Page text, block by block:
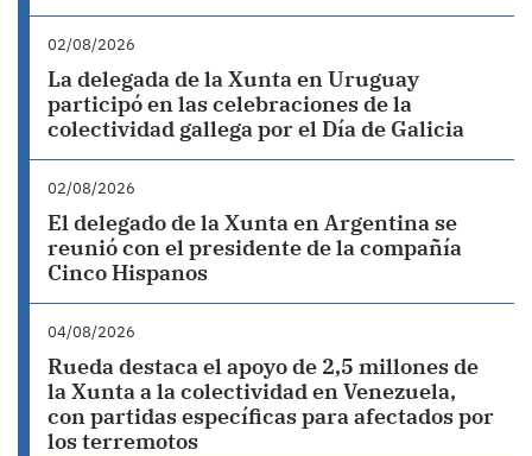
02/08/2026
La delegada de la Xunta en Uruguay
participó en las celebraciones de la
colectividad gallega por el Día de Galicia
02/08/2026
El delegado de la Xunta en Argentina se
reunió con el presidente de la compañía
Cinco Hispanos
04/08/2026
Rueda destaca el apoyo de 2,5 millones de
la Xunta a la colectividad en Venezuela,
con partidas específicas para afectados por
los terremotos